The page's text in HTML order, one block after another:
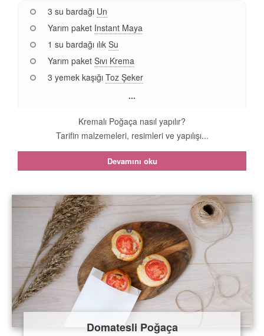
3 su bardağı Un
Yarım paket Instant Maya
1 su bardağı ılık Su
Yarım paket Sıvı Krema
3 yemek kaşığı Toz Şeker
...
Kremalı Poğaça nasıl yapılır?
Tarifin malzemeleri, resimleri ve yapılışı...
Devamını oku
Domatesli Poğaça